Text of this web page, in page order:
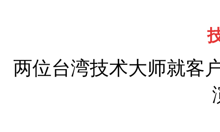
两位台湾技术大师就客